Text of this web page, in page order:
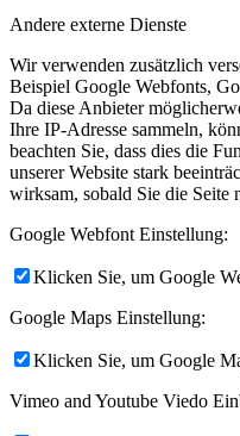
Andere externe Dienste
Wir verwenden zusätzlich
Beispiel Google Webfonts,
Da diese Anbieter
Ihre IP-Adresse sammeln,
beachten Sie, dass dies die
unserer Website stark
wirksam, sobald Sie die Seite
Google Webfont Einstellung:
Klicken Sie, um Google
Google Maps Einstellung:
Klicken Sie, um Google
Vimeo and Youtube Viedo